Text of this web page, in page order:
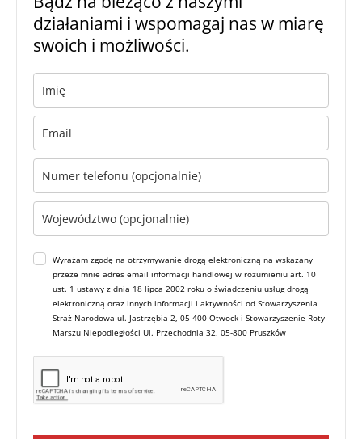
działaniami i wspomagaj nas w miarę
swoich i możliwości.
Wyrażam zgodę na otrzymywanie drogą elektroniczną na wskazany
przeze mnie adres email informacji handlowej w rozumieniu art. 10
ust. 1 ustawy z dnia 18 lipca 2002 roku o świadczeniu usług drogą
elektroniczną oraz innych informacji i aktywności od Stowarzyszenia
Straż Narodowa ul. Jastrzębia 2, 05-400 Otwock i Stowarzyszenie Roty
Marszu Niepodległości Ul. Przechodnia 32, 05-800 Pruszków